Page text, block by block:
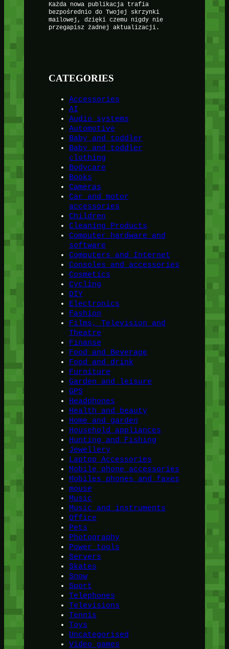
Każda nowa publikacja trafia
bezpośrednio do Twojej skrzynki
mailowej, dzięki czemu nigdy nie
przegapisz żadnej aktualizacji.
CATEGORIES
Accessories
AI
Audio systems
Automotive
Baby and toddler
Baby and toddler
clothing
Bodycare
Books
Cameras
Car and motor
accessories
Children
Cleaning Products
Computer hardware and
software
Computers and Internet
Consoles and accessories
Cosmetics
Cycling
DIY
Electronics
Fashion
Films, Television and
Theatre
Finanse
Food and Beverage
Food and drink
Furniture
Garden and leisure
GPS
Headphones
Health and beauty
Home and garden
Household appliances
Hunting and Fishing
Jewellery
Laptop Accessories
Mobile phone accessories
Mobiles phones and faxes
mouse
Music
Music and instruments
Office
Pets
Photography
Power tools
Servers
Skates
Snow
Sport
Telephones
Televisions
Tennis
Toys
Uncategorised
Video games